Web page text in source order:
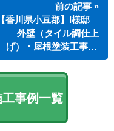
前の記事 »
【香川県小豆郡】I様邸
外壁（タイル調仕上
げ）・屋根塗装工事…
事例一覧